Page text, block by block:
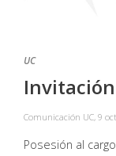
UC
Comunicación UC, 9
Posesión al